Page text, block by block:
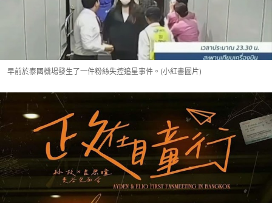
早前於泰國機場發生了一件粉絲失控追星事件。(小紅書圖片)